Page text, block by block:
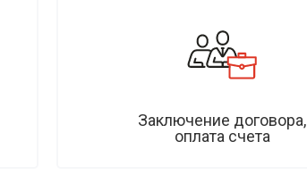
Заключение договора,
оплата счета